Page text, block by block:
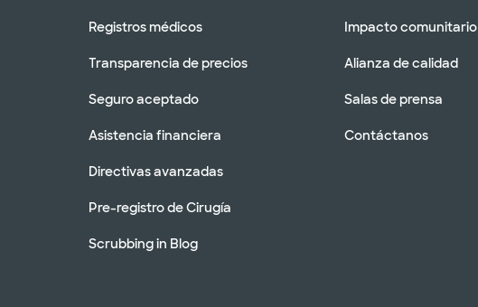
Registros médicos
Transparencia de precios
Seguro aceptado
Asistencia financiera
Directivas avanzadas
Pre-registro de Cirugía
Scrubbing in Blog
Impacto comunitario
Alianza de calidad
Salas de prensa
Contáctanos